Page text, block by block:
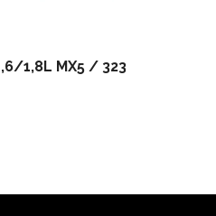
1,8L MX5 / 323